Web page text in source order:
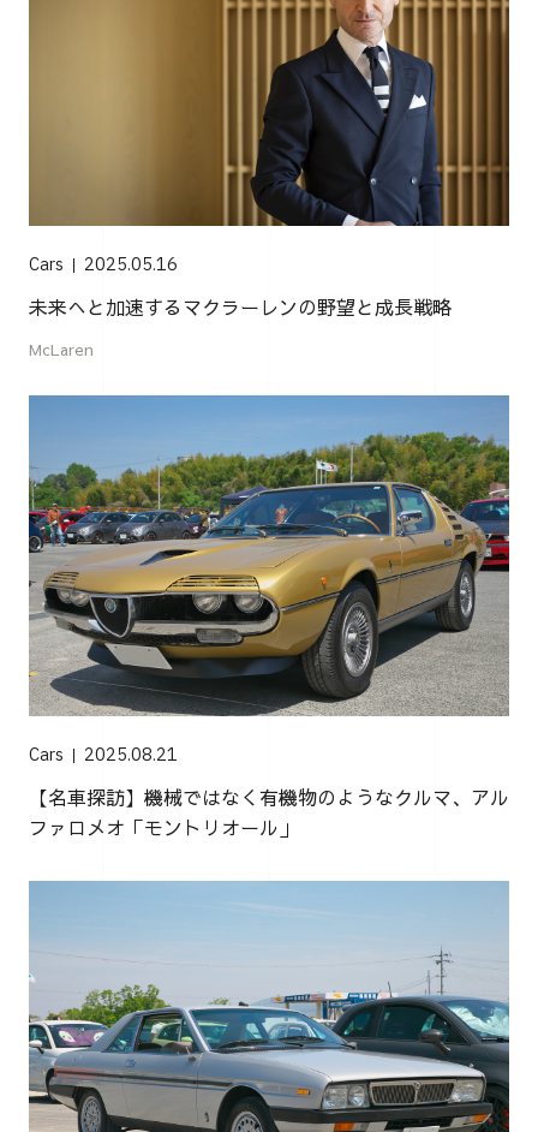
Cars 2025.05.16
未来へと加速するマクラーレンの野望と成長戦略
McLaren
Cars 2025.08.21
【名車探訪】機械ではなく有機物のようなクルマ、アル
ファロメオ「モントリオール」